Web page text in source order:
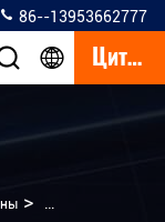
86--13953662777
Цитата
>